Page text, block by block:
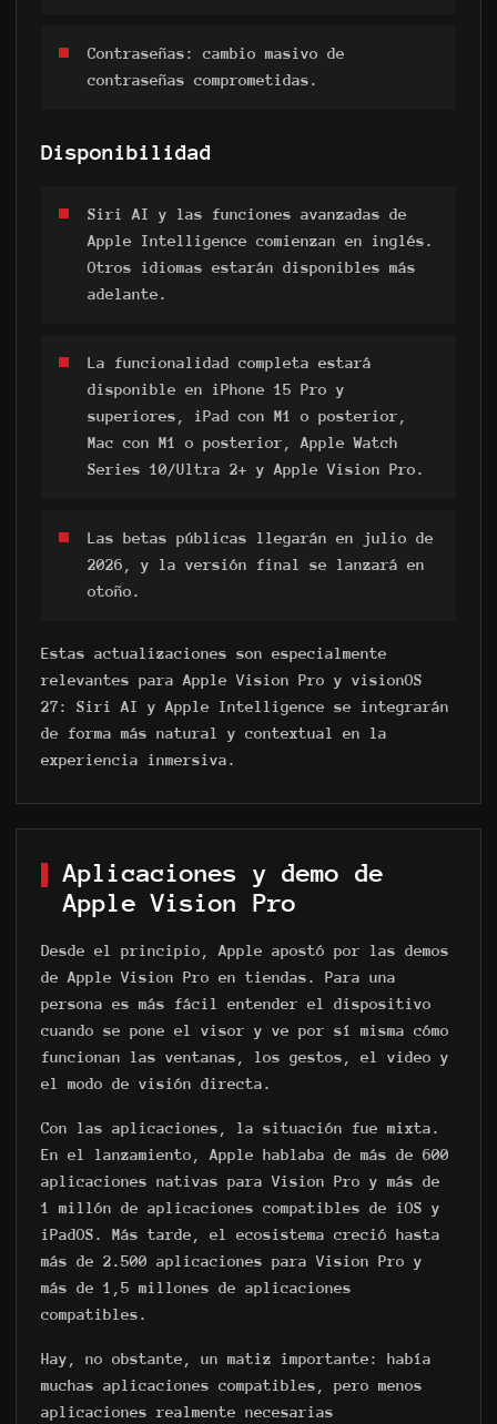
Contraseñas: cambio masivo de
contraseñas comprometidas.
Disponibilidad
Siri AI y las funciones avanzadas de
Apple Intelligence comienzan en inglés.
Otros idiomas estarán disponibles más
adelante.
La funcionalidad completa estará
disponible en iPhone 15 Pro y
superiores, iPad con M1 o posterior,
Mac con M1 o posterior, Apple Watch
Series 10/Ultra 2+ y Apple Vision Pro.
Las betas públicas llegarán en julio de
2026, y la versión final se lanzará en
otoño.
Estas actualizaciones son especialmente
relevantes para Apple Vision Pro y visionOS
27: Siri AI y Apple Intelligence se integrarán
de forma más natural y contextual en la
experiencia inmersiva.
Aplicaciones y demo de
Apple Vision Pro
Desde el principio, Apple apostó por las demos
de Apple Vision Pro en tiendas. Para una
persona es más fácil entender el dispositivo
cuando se pone el visor y ve por sí misma cómo
funcionan las ventanas, los gestos, el video y
el modo de visión directa.
Con las aplicaciones, la situación fue mixta.
En el lanzamiento, Apple hablaba de más de 600
aplicaciones nativas para Vision Pro y más de
1 millón de aplicaciones compatibles de iOS y
iPadOS. Más tarde, el ecosistema creció hasta
más de 2.500 aplicaciones para Vision Pro y
más de 1,5 millones de aplicaciones
compatibles.
Hay, no obstante, un matiz importante: había
muchas aplicaciones compatibles, pero menos
aplicaciones realmente necesarias